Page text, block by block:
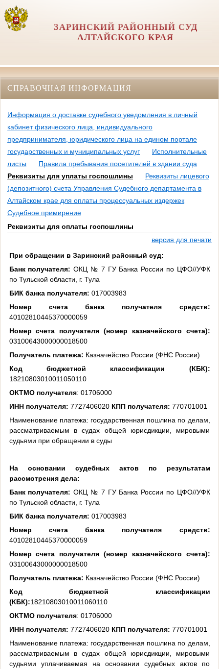
ЗАРИНСКИЙ РАЙОННЫЙ СУД
АЛТАЙСКОГО КРАЯ
СПРАВОЧНАЯ ИНФОРМАЦИЯ
Информация о доставке судебного уведомления в личный
кабинет физического лица, индивидуального
предпринимателя, юридического лица на едином портале
государственных и муниципальных услуг
Исполнительные
листы
Правила пребывания посетителей в здании суда
Реквизиты для уплаты госпошлины
Реквизиты лицевого
(депозитного) счета Управления Судебного департамента в
Алтайском крае для оплаты процессуальных издержек
Судебное примирение
Реквизиты для оплаты госпошлины
версия для печати
При обращении в Заринский районный суд:
Банк получателя: ОКЦ № 7 ГУ Банка России по ЦФО//УФК
по Тульской области, г. Тула
БИК банка получателя: 017003983
Номер счета банка получателя средств:
40102810445370000059
Номер счета получателя (номер казначейского счета):
03100643000000018500
Получатель платежа: Казначейство России (ФНС России)
Код бюджетной классификации (КБК):
18210803010011050110
ОКТМО получателя: 01706000
ИНН получателя: 7727406020 КПП получателя: 770701001
Наименование платежа: государственная пошлина по делам,
рассматриваемым в судах общей юрисдикции, мировыми
судьями при обращении в суды
На основании судебных актов по результатам
рассмотрения дела:
Банк получателя: ОКЦ № 7 ГУ Банка России по ЦФО//УФК
по Тульской области, г. Тула
БИК банка получателя: 017003983
Номер счета банка получателя средств:
40102810445370000059
Номер счета получателя (номер казначейского счета):
03100643000000018500
Получатель платежа: Казначейство России (ФНС России)
Код бюджетной классификации
(КБК):18210803010011060110
ОКТМО получателя: 01706000
ИНН получателя: 7727406020 КПП получателя: 770701001
Наименование платежа: государственная пошлина по делам,
рассматриваемым в судах общей юрисдикции, мировыми
судьями уплачиваемая на основании судебных актов по